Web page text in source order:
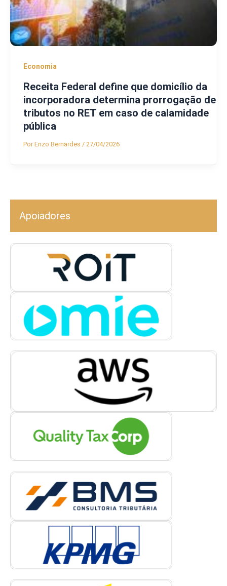
Economia
Receita Federal define que domicílio da
incorporadora determina prorrogação de
tributos no RET em caso de calamidade
pública
PorEnzo Bernardes / 27/04/2026
Apoiadores